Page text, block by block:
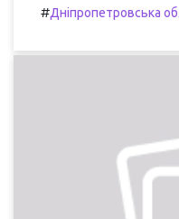
#Дніпропетровська